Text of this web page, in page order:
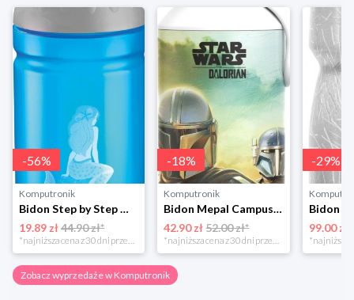
-56%
Komputronik
Bidon Step by Step Mermaid 183835 Step By Step
19.89 zł44.90 zł*
*najniższa cena z 30 dni przed obniżką
-18%
Komputronik
Bidon Mepal Campus Pop-Up Star Wars 400ml107410065404 beżowy
42.90 zł 52.00 zł*
*najniższa cena z 30 dni przed obniżką
-29%
99.00 zł
Zobacz wyprzedaże w Komputronik